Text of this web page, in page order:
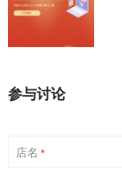
参与讨论
店名 *